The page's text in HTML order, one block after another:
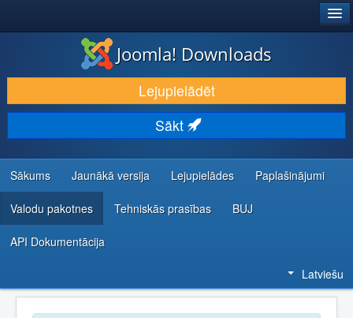
LEJUPIELĀDĒT UN PAPLAŠINĀT
ATKLĀJ UN IEMĀCIES
KOPIENA UN ATBALSTS
IZSTRĀDĀTĀJU RESURSI
Joomla! Downloads
Lejupielādēt
Sākt
Sākums Jaunākā versija Lejupielādes Paplašinājumi
Valodu pakotnes Tehniskās prasības BUJ
API Dokumentācija
Latviešu